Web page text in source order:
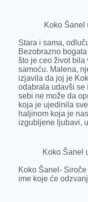
Koko Šanel
Stara i sama,
Bezobrazno
što je ceo život bila
samoću. Malena,
izjavila da joj je
odabrala udavši se
sebi ne može da
koja je ujedinila
haljinom koja je
izgubljene ljubavi,
Koko Šanel
Koko Šanel-
ime koje će